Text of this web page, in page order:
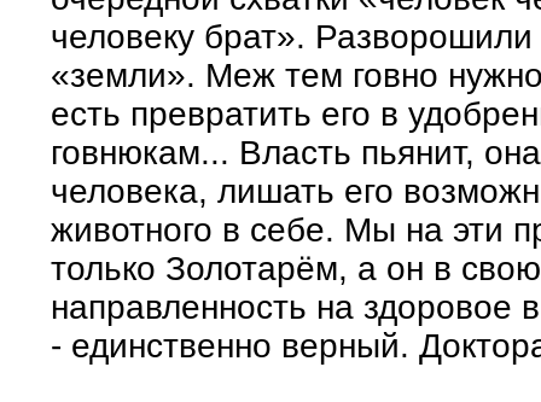
человеку брат».
«земли». Меж тем говно
есть превратить его в
говнюкам... Власть пьянит,
человека, лишать его
животного в себе. Мы на эти
только Золотарём, а он в
направленность на здоровое
- единственно верный.